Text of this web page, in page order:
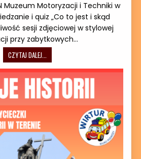
Muzeum Motoryzacji i Techniki w
i quiz „Co to jest i skąd
sesji zdjęciowej w stylowej
przy zabytkowych…
CZYTAJ DALEJ...